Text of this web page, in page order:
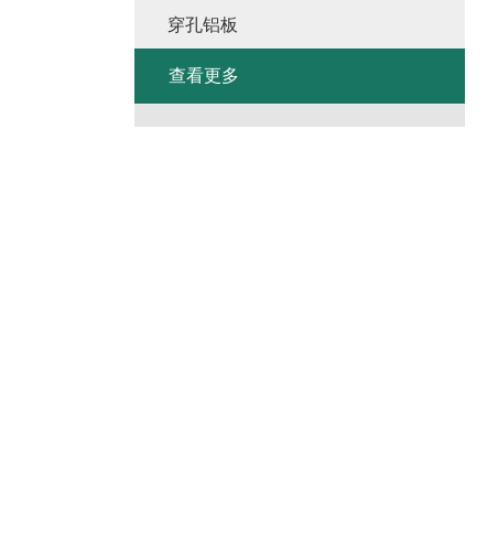
穿孔铝板
查看更多